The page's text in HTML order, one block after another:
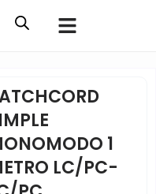
1
LC/PC-